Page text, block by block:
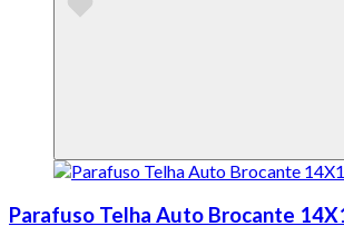
Parafuso Telha Auto Brocante